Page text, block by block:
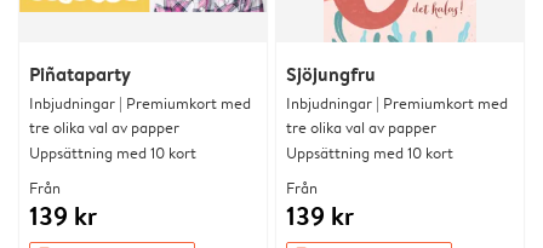
Piñataparty
Inbjudningar | Premiumkort med
tre olika val av papper
Uppsättning med 10 kort
Från
139 kr
Sjöjungfru
Inbjudningar | Premiumkort med
tre olika val av papper
Uppsättning med 10 kort
Från
139 kr